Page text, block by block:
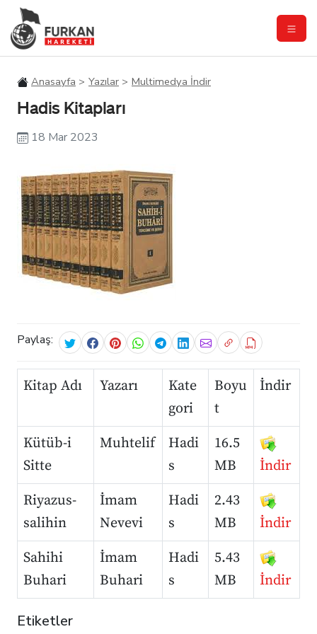
Anasayfa Yazılar Multimedya İndir
Hadis Kitapları
18 Mar 2023
Paylaş:
Kitap Adı Yazarı
Kate
gori
Boyu
t
İndir
Kütüb-i
Sitte
Muhtelif
Hadi
s
16.5
MB
İndir
Riyazus-
salihin
İmam
Nevevi
Hadi
s
2.43
MB
İndir
Sahihi
Buhari
İmam
Buhari
Hadi
s
5.43
MB
İndir
Etiketler